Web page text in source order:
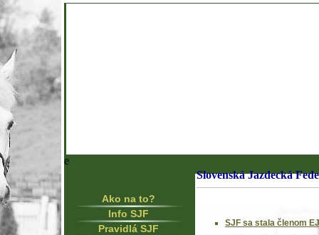
e
Ako na to?
Info SJF
Pravidlá SJF
Slovenská Jazdecká
SJF sa stala členom